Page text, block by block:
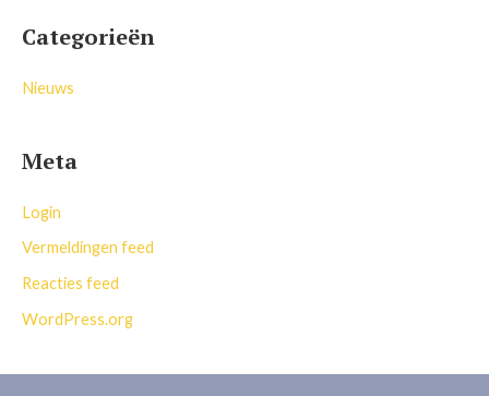
Categorieën
Nieuws
Meta
Login
Vermeldingen feed
Reacties feed
WordPress.org